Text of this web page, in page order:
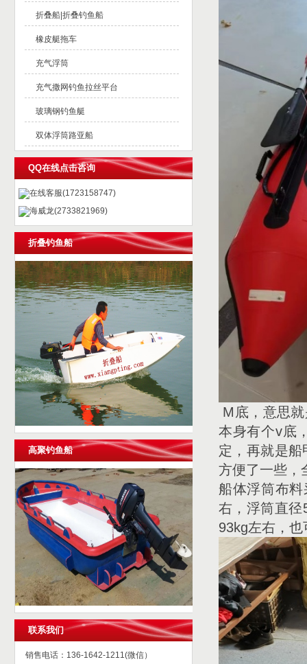
M底，意思
本身有个v底
定，再就是
方便了一些，
船体浮筒布
右，浮筒直径
93kg左右，
折叠船|折叠钓鱼船
橡皮艇拖车
充气浮筒
充气撒网钓鱼拉丝平台
玻璃钢钓鱼艇
双体浮筒路亚船
QQ在线点击咨询
在线客服(1723158747)
海威龙(2733821969)
折叠钓鱼船
高聚钓鱼船
联系我们
销售电话：136-1642-1211(微信）